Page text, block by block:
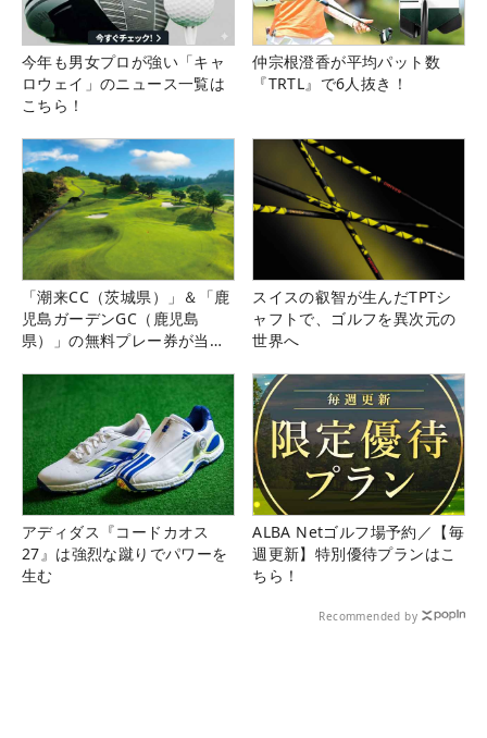
今年も男女プロが強い「キャ
ロウェイ」のニュース一覧は
こちら！
仲宗根澄香が平均パット数
『TRTL』で6人抜き！
「潮来CC（茨城県）」＆「鹿
児島ガーデンGC（鹿児島
県）」の無料プレー券が当た
スイスの叡智が生んだTPTシ
ャフトで、ゴルフを異次元の
世界へ
アディダス『コードカオス
27』は強烈な蹴りでパワーを
生む
ALBA Netゴルフ場予約／【毎
週更新】特別優待プランはこ
ちら！
Recommended by